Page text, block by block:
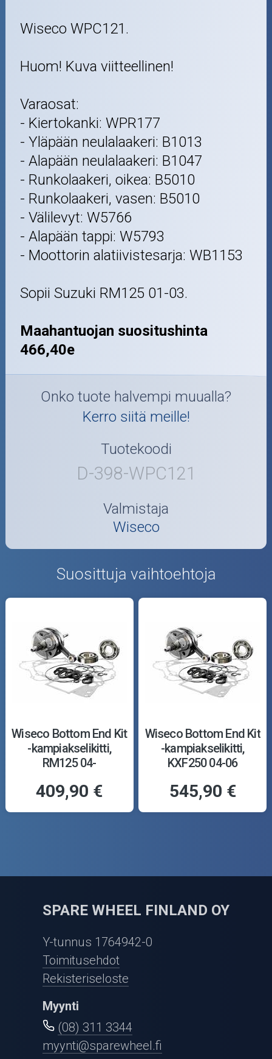
Wiseco WPC121.
Huom! Kuva viitteellinen!
Varaosat:
- Kiertokanki: WPR177
- Yläpään neulalaakeri: B1013
- Alapään neulalaakeri: B1047
- Runkolaakeri, oikea: B5010
- Runkolaakeri, vasen: B5010
- Välilevyt: W5766
- Alapään tappi: W5793
- Moottorin alatiivistesarja: WB1153
Sopii Suzuki RM125 01-03.
Maahantuojan suositushinta
466,40e
Onko tuote halvempi muualla?
Kerro siitä meille!
Tuotekoodi
D-398-WPC121
Valmistaja
Wiseco
Suosittuja vaihtoehtoja
Wiseco Bottom End Kit
-kampiakselikitti,
RM125 04-
409,90 €
Wiseco Bottom End Kit
-kampiakselikitti,
KXF250 04-06
545,90 €
SPARE WHEEL FINLAND OY
Y-tunnus 1764942-0
Toimitusehdot
Rekisteriseloste
Myynti
(08) 311 3344
myynti@sparewheel.fi